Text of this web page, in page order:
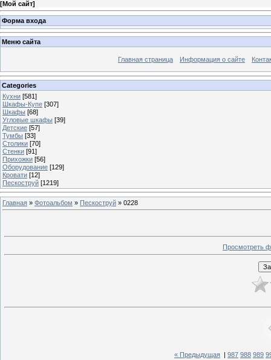
[Мой сайт]
Форма входа
Меню сайта
Главная страница Информация о сайте
Categories
Кухни [581]
Шкафы-Купе [307]
Шкафы [68]
Угловые шкафы [39]
Детские [57]
Тумбы [33]
Столики [70]
Стенки [91]
Прихожки [56]
Оборудование [129]
Кровати [12]
Пескоструй [1219]
Главная » Фотоальбом » Пескоструй » 0228
Просмотреть
« Предыдущая 987 988 989